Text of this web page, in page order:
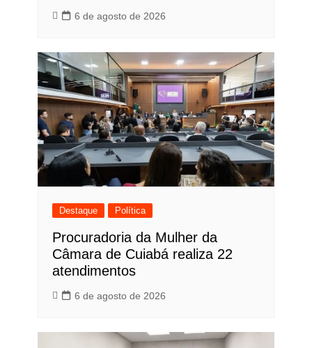
6 de agosto de 2026
Destaque Política
Procuradoria da Mulher da
Câmara de Cuiabá realiza 22
atendimentos
6 de agosto de 2026